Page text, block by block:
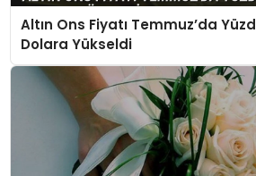
Altın Ons Fiyatı Temmuz’da
Dolara Yükseldi